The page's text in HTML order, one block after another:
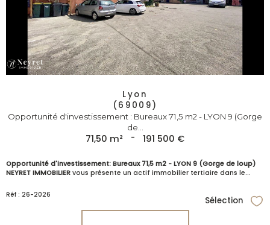
Lyon
(69009)
Opportunité d'investissement : Bureaux 71,5 m2 - LYON 9 (Gorge
de...
71,50 m² - 191 500 €
Opportunité d'investissement: Bureaux 71,5 m2 - LYON 9 (Gorge de loup)
NEYRET IMMOBILIER vous présente un actif immobilier tertiaire dans le...
Réf : 26-2026
Sélection